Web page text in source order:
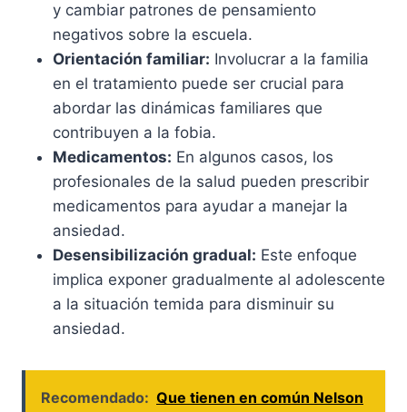
y cambiar patrones de pensamiento
negativos sobre la escuela.
Orientación familiar: Involucrar a la familia
en el tratamiento puede ser crucial para
abordar las dinámicas familiares que
contribuyen a la fobia.
Medicamentos: En algunos casos, los
profesionales de la salud pueden prescribir
medicamentos para ayudar a manejar la
ansiedad.
Desensibilización gradual: Este enfoque
implica exponer gradualmente al adolescente
a la situación temida para disminuir su
ansiedad.
Recomendado: Que tienen en común Nelson